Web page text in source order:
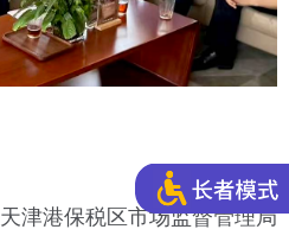
天津港保税区市场监督管理局